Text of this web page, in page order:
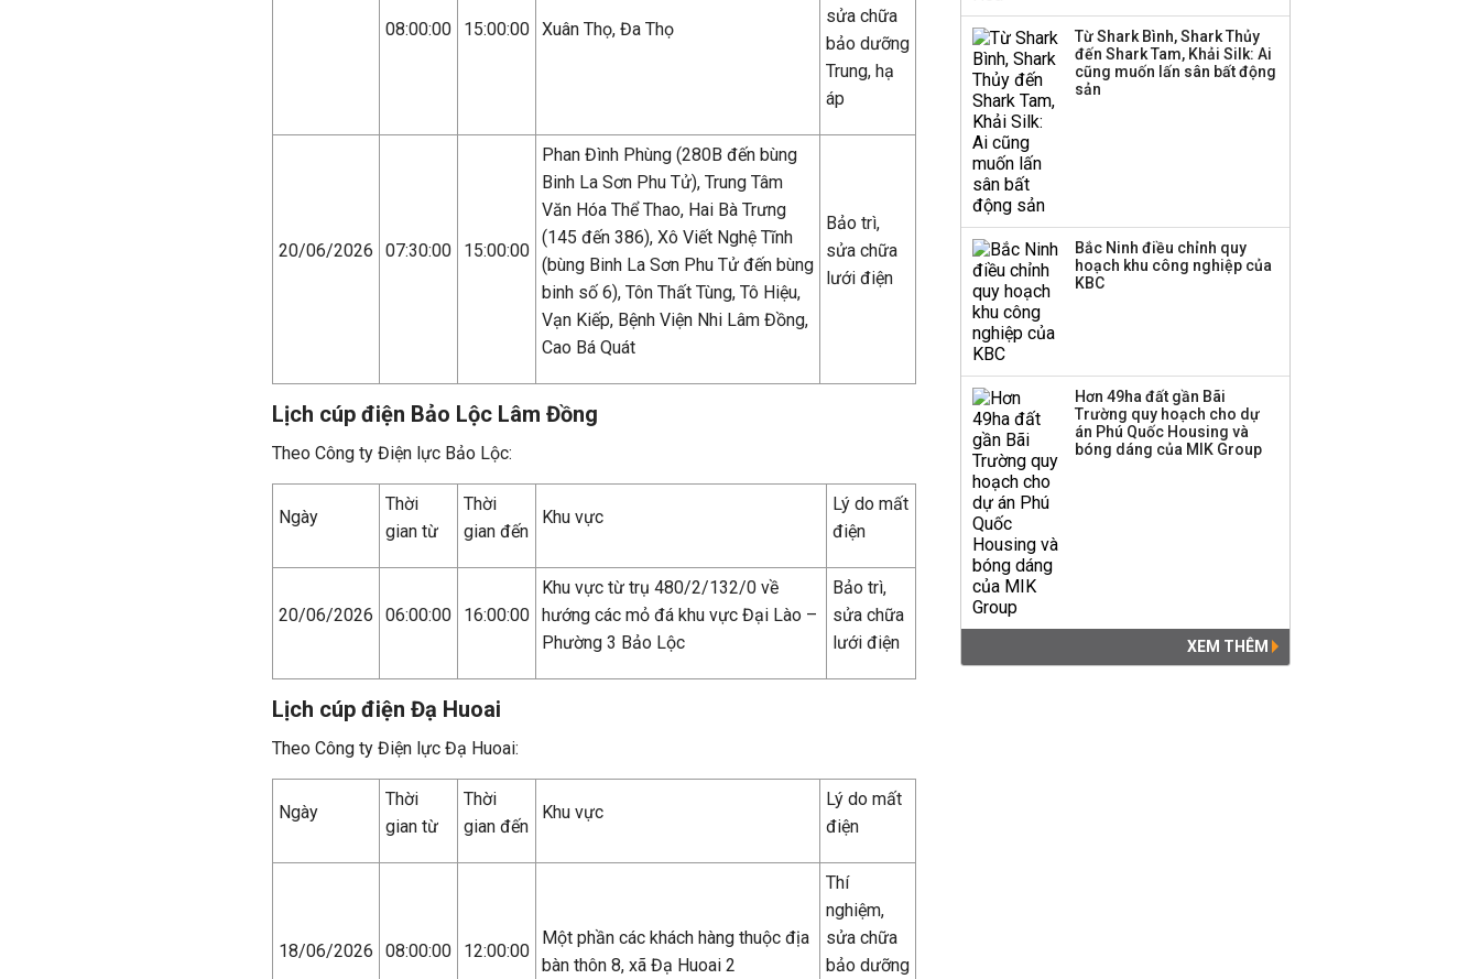
08:00:00 15:00:00 Xuân Thọ, Đa Thọ
sửa chữa
bảo dưỡng
Trung, hạ
áp
20/06/2026 07:30:00 15:00:00
Phan Đình Phùng (280B đến bùng
Binh La Sơn Phu Tử), Trung Tâm
Văn Hóa Thể Thao, Hai Bà Trưng
(145 đến 386), Xô Viết Nghệ Tĩnh
(bùng Binh La Sơn Phu Tử đến bùng
binh số 6), Tôn Thất Tùng, Tô Hiệu,
Vạn Kiếp, Bệnh Viện Nhi Lâm Đồng,
Cao Bá Quát
Bảo trì,
sửa chữa
lưới điện
Lịch cúp điện Bảo Lộc Lâm Đồng
Theo Công ty Điện lực Bảo Lộc:
Ngày
Thời
gian từ
Thời
gian đến
Khu vực
Lý do mất
điện
20/06/2026 06:00:00 16:00:00
Khu vực từ trụ 480/2/132/0 về
hướng các mỏ đá khu vực Đại Lào –
Phường 3 Bảo Lộc
Bảo trì,
sửa chữa
lưới điện
Lịch cúp điện Đạ Huoai
Theo Công ty Điện lực Đạ Huoai:
Ngày
Thời
gian từ
Thời
gian đến
Khu vực
Lý do mất
điện
18/06/2026 08:00:00 12:00:00
Một phần các khách hàng thuộc địa
bàn thôn 8, xã Đạ Huoai 2
Thí
nghiệm,
sửa chữa
bảo dưỡng
Công ty 100 tỷ của
Huấn Hoa Hồng bỗng
dưng ‘biến mất’, một
Từ Shark Bình, Shark Thủy
đến Shark Tam, Khải Silk: Ai
cũng muốn lấn sân bất động
sản
Bắc Ninh điều chỉnh quy
hoạch khu công nghiệp của
KBC
Hơn 49ha đất gần Bãi
Trường quy hoạch cho dự
án Phú Quốc Housing và
bóng dáng của MIK Group
XEM THÊM